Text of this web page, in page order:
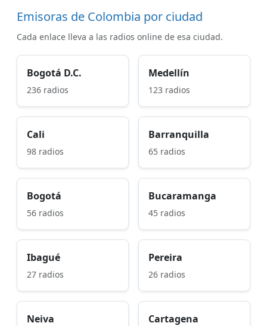
Emisoras de Colombia por ciudad
Cada enlace lleva a las radios online de esa ciudad.
Bogotá D.C.
236 radios
Medellín
123 radios
Cali
98 radios
Barranquilla
65 radios
Bogotá
56 radios
Bucaramanga
45 radios
Ibagué
27 radios
Pereira
26 radios
Neiva Cartagena